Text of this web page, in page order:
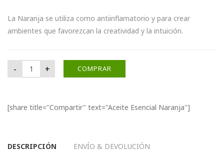
La Naranja se utiliza como antiinflamatorio y para crear
ambientes que favorezcan la creatividad y la intuición.
-
Aceite Esencial Naranja cantidad
+ COMPRAR
[share title="Compartir" text="Aceite Esencial Naranja"]
DESCRIPCIÓN ENVÍO & DEVOLUCIÓN